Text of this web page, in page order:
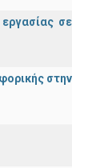
σε
στην